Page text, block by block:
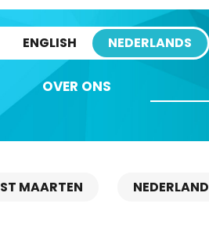
ENGLISH NEDERLANDS
OVER ONS
ST MAARTEN NEDERLAND